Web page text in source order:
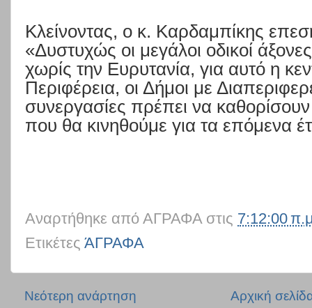
Κλείνοντας, ο κ. Καρδαμπίκης
«Δυστυχώς οι μεγάλοι οδικοί άξονες
χωρίς την Ευρυτανία, για αυτό η
Περιφέρεια, οι Δήμοι με
συνεργασίες πρέπει να
που θα κινηθούμε για τα επόμενα
Αναρτήθηκε από ΑΓΡΑΦΑ στις 7:12:00
Ετικέτες ΆΓΡΑΦΑ
Νεότερη ανάρτηση Αρχική